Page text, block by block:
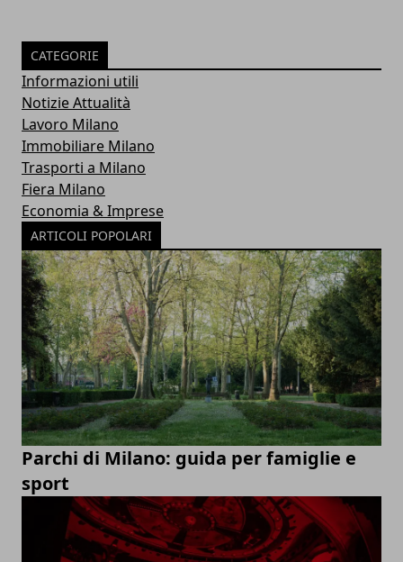
CATEGORIE
Informazioni utili
Notizie Attualità
Lavoro Milano
Immobiliare Milano
Trasporti a Milano
Fiera Milano
Economia & Imprese
ARTICOLI POPOLARI
Parchi di Milano: guida per famiglie e
sport